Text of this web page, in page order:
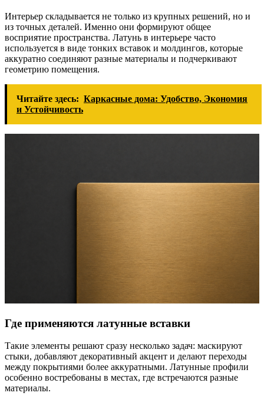
Интерьер складывается не только из крупных решений, но и
из точных деталей. Именно они формируют общее
восприятие пространства. Латунь в интерьере часто
используется в виде тонких вставок и молдингов, которые
аккуратно соединяют разные материалы и подчеркивают
геометрию помещения.
Читайте здесь: Каркасные дома: Удобство, Экономия
и Устойчивость
Где применяются латунные вставки
Такие элементы решают сразу несколько задач: маскируют
стыки, добавляют декоративный акцент и делают переходы
между покрытиями более аккуратными. Латунные профили
особенно востребованы в местах, где встречаются разные
материалы.